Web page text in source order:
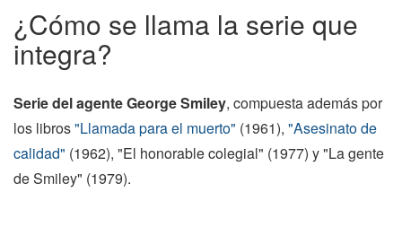
¿Cómo se llama la serie que
integra?
Serie del agente George Smiley, compuesta además por
los libros"Llamada para el muerto" (1961), "Asesinato de
calidad" (1962), "El honorable colegial" (1977) y "La gente
de Smiley" (1979).